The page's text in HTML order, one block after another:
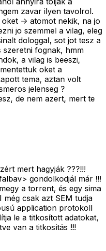
zavar ilyen tavolrol.
-> atomot nekik, na jo
jo szemmel a vilag, eleg
dologgal, sot jot tesz a
szeretni fognak, hmm
a vilag is beeszi,
oket a
tema, aztan volt
jelenseg ?
de nem azert, mert te
mert hagyják ???!!!
gondolkodjál már !!!
a torrent, és egy sima
még csak azt SEM tudja
application protokoll
le a titkosított adatokat,
van a titkosítás !!!